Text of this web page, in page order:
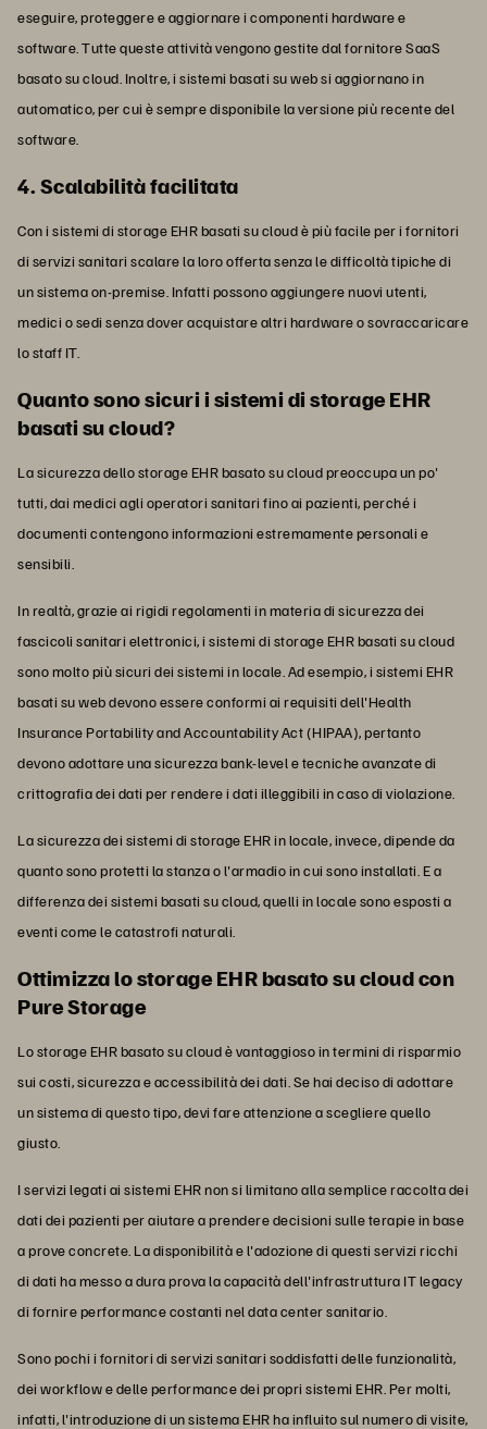
eseguire, proteggere e aggiornare i componenti hardware e
software. Tutte queste attività vengono gestite dal fornitore SaaS
basato su cloud. Inoltre, i sistemi basati su web si aggiornano in
automatico, per cui è sempre disponibile la versione più recente del
software.
4. Scalabilità facilitata
Con i sistemi di storage EHR basati su cloud è più facile per i fornitori
di servizi sanitari scalare la loro offerta senza le difficoltà tipiche di
un sistema on-premise. Infatti possono aggiungere nuovi utenti,
medici o sedi senza dover acquistare altri hardware o sovraccaricare
lo staff IT.
Quanto sono sicuri i sistemi di storage EHR
basati su cloud?
La sicurezza dello storage EHR basato su cloud preoccupa un po'
tutti, dai medici agli operatori sanitari fino ai pazienti, perché i
documenti contengono informazioni estremamente personali e
sensibili.
In realtà, grazie ai rigidi regolamenti in materia di sicurezza dei
fascicoli sanitari elettronici, i sistemi di storage EHR basati su cloud
sono molto più sicuri dei sistemi in locale. Ad esempio, i sistemi EHR
basati su web devono essere conformi ai requisiti dell'Health
Insurance Portability and Accountability Act (HIPAA), pertanto
devono adottare una sicurezza bank-level e tecniche avanzate di
crittografia dei dati per rendere i dati illeggibili in caso di violazione.
La sicurezza dei sistemi di storage EHR in locale, invece, dipende da
quanto sono protetti la stanza o l'armadio in cui sono installati. E a
differenza dei sistemi basati su cloud, quelli in locale sono esposti a
eventi come le catastrofi naturali.
Ottimizza lo storage EHR basato su cloud con
Pure Storage
Lo storage EHR basato su cloud è vantaggioso in termini di risparmio
sui costi, sicurezza e accessibilità dei dati. Se hai deciso di adottare
un sistema di questo tipo, devi fare attenzione a scegliere quello
giusto.
I servizi legati ai sistemi EHR non si limitano alla semplice raccolta dei
dati dei pazienti per aiutare a prendere decisioni sulle terapie in base
a prove concrete. La disponibilità e l'adozione di questi servizi ricchi
di dati ha messo a dura prova la capacità dell'infrastruttura IT legacy
di fornire performance costanti nel data center sanitario.
Sono pochi i fornitori di servizi sanitari soddisfatti delle funzionalità,
dei workflow e delle performance dei propri sistemi EHR. Per molti,
infatti, l'introduzione di un sistema EHR ha influito sul numero di visite,